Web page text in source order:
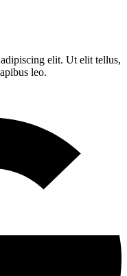
elit. Ut elit tellus,
leo.